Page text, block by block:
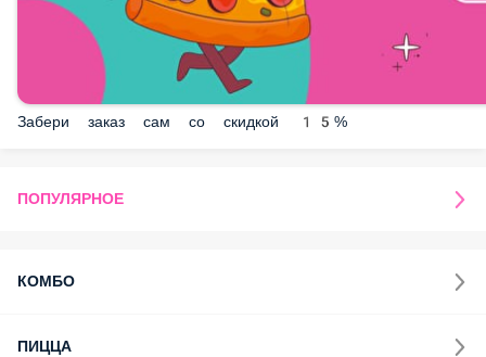
Забери заказ сам со скидкой 15%
ПОПУЛЯРНОЕ
КОМБО
ПИЦЦА